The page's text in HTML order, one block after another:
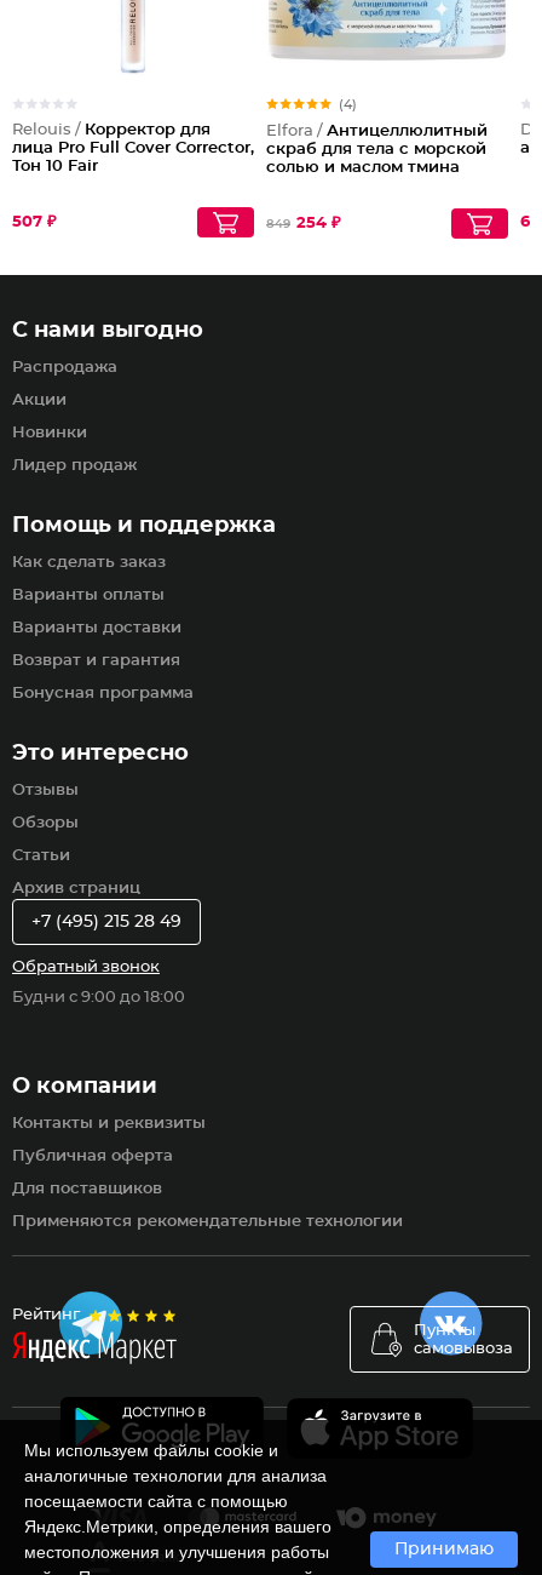
Relouis / Корректор для
лица Pro Full Cover Corrector,
Тон 10 Fair
507 ₽
(4)
Elfora / Антицеллюлитный
скраб для тела с морской
солью и маслом тмина
849 254 ₽
Рейтинг
Пункты
самовывоза
Помощь и поддержка
Как сделать заказ
Варианты оплаты
Варианты доставки
Возврат и гарантия
Бонусная программа
С нами выгодно
Распродажа
Акции
Новинки
Лидер продаж
Это интересно
Отзывы
Обзоры
Статьи
Архив страниц
О компании
Контакты и реквизиты
Публичная оферта
Для поставщиков
Применяются рекомендательные технологии
+7 (495) 215 28 49
Обратный звонок
Будни с 9:00 до 18:00
Мы используем файлы cookie и
аналогичные технологии для анализа
посещаемости сайта с помощью
Яндекс.Метрики, определения вашего
местоположения и улучшения работы
Принимаю